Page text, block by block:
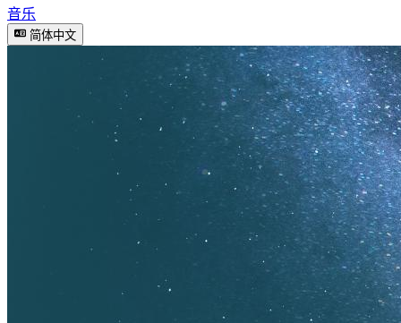
音乐
简体中文